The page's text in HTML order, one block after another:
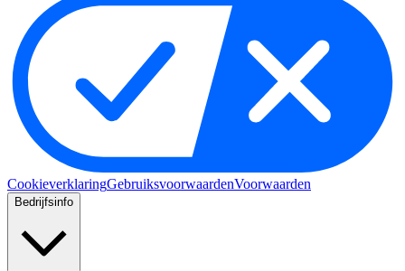
CookieverklaringGebruiksvoorwaardenVoorwaarden
Bedrijfsinfo